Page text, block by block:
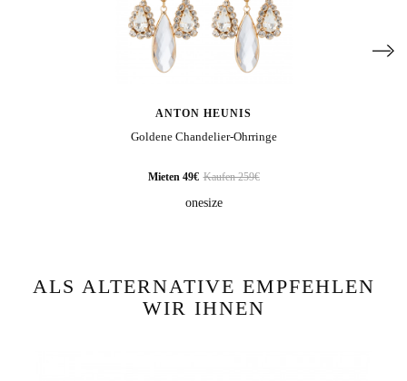
ANTON HEUNIS
Goldene Chandelier-Ohrringe
Mieten 49€ Kaufen 259€
onesize
ALS ALTERNATIVE EMPFEHLEN
WIR IHNEN